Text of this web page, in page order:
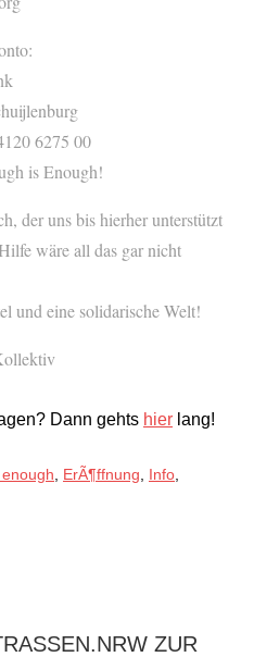
6275 00
is Enough!
der uns bis hierher unterstützt
wäre all das gar nicht
und eine solidarische Welt!
Dann gehts hier lang!
, ErÃ¶ffnung, Info,
ZUR B